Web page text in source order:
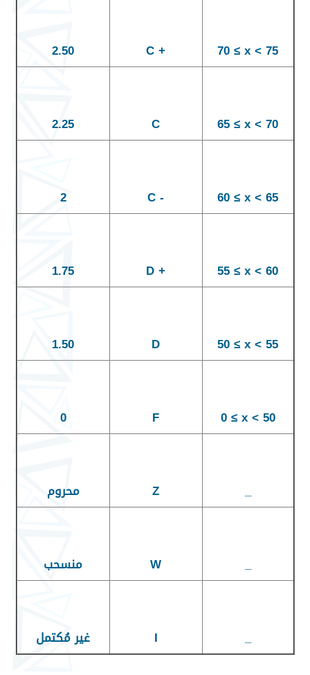
70 ≤ x < 75
C +
2.50
65 ≤ x < 70
C
2.25
60 ≤ x < 65
C -
2
55 ≤ x < 60
D +
1.75
50 ≤ x < 55
D
1.50
0 ≤ x < 50
F
0
_
Z محروم
_
W منسحب
_
I غير مُكتمل